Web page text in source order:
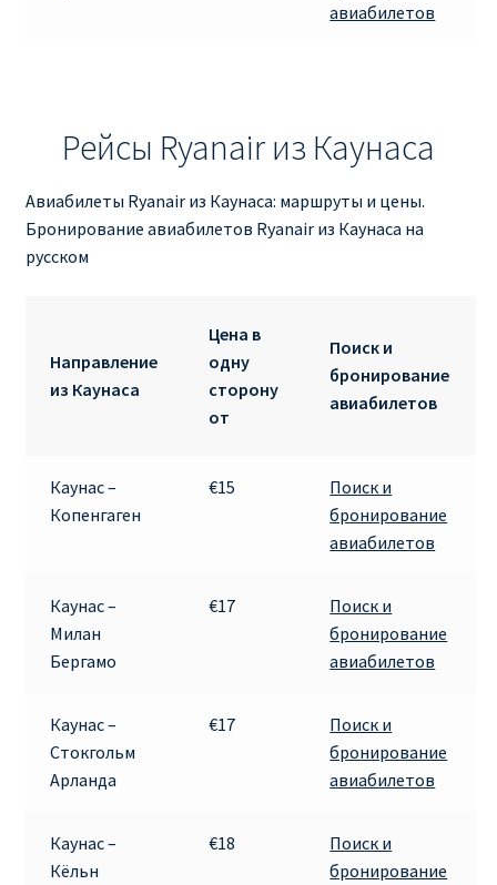
авиабилетов
Рейсы Ryanair из Каунаса
Авиабилеты Ryanair из Каунаса: маршруты и цены.
Бронирование авиабилетов Ryanair из Каунаса на
русском
Направление
из Каунаса
Цена в
одну
сторону
от
Поиск и
бронирование
авиабилетов
Каунас –
Копенгаген
€15
Поиск и
бронирование
авиабилетов
Каунас –
Милан
Бергамо
€17
Поиск и
бронирование
авиабилетов
Каунас –
Стокгольм
Арланда
€17
Поиск и
бронирование
авиабилетов
Каунас –
Кёльн
€18
Поиск и
бронирование